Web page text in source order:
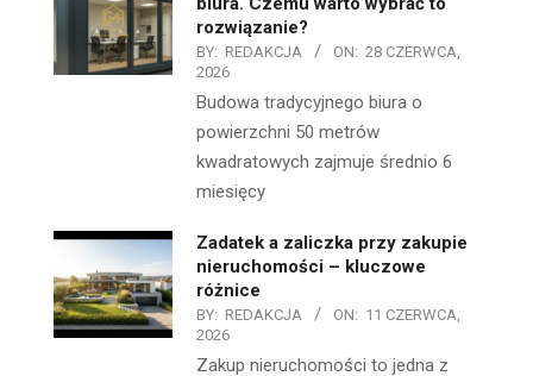
rozwiązanie?
BY: REDAKCJA ON: 28 CZERWCA,
2026
Budowa tradycyjnego biura o
powierzchni 50 metrów
kwadratowych zajmuje średnio 6
miesięcy
Zadatek a zaliczka przy zakupie
nieruchomości – kluczowe
różnice
BY: REDAKCJA ON: 11 CZERWCA,
2026
Zakup nieruchomości to jedna z